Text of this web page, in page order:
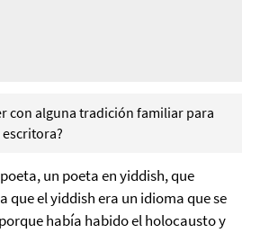
con alguna tradición familiar para
un poeta en yiddish, que
que el yiddish era un idioma que se
había habido el holocausto y